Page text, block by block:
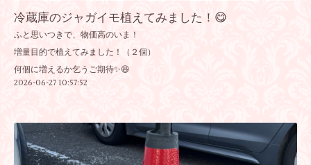
冷蔵庫のジャガイモ植えてみました！😋
ふと思いつきで、物価高のいま！
増量目的で植えてみました！（２個）
何個に増えるか乞うご期待✨😆
2026-06-27 10:57:52